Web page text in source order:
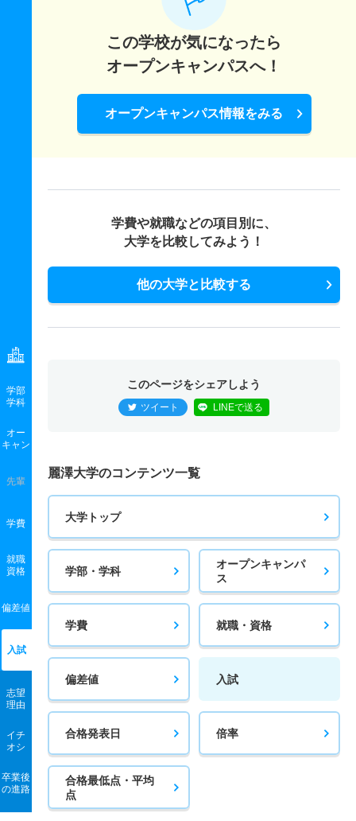
学部
学科
オー
キャン
先輩
学費
就職
資格
偏差値
入試
志望
理由
イチ
オシ
卒業後
の進路
この学校が気になったら
オープンキャンパスへ！
オープンキャンパス情報をみる
学費や就職などの項目別に、
大学を比較してみよう！
他の大学と比較する
このページをシェアしよう
ツイート LINEで送る
麗澤大学のコンテンツ一覧
大学トップ
学部・学科
オープンキャンパ
ス
学費 就職・資格
偏差値 入試
合格発表日 倍率
合格最低点・平均
点